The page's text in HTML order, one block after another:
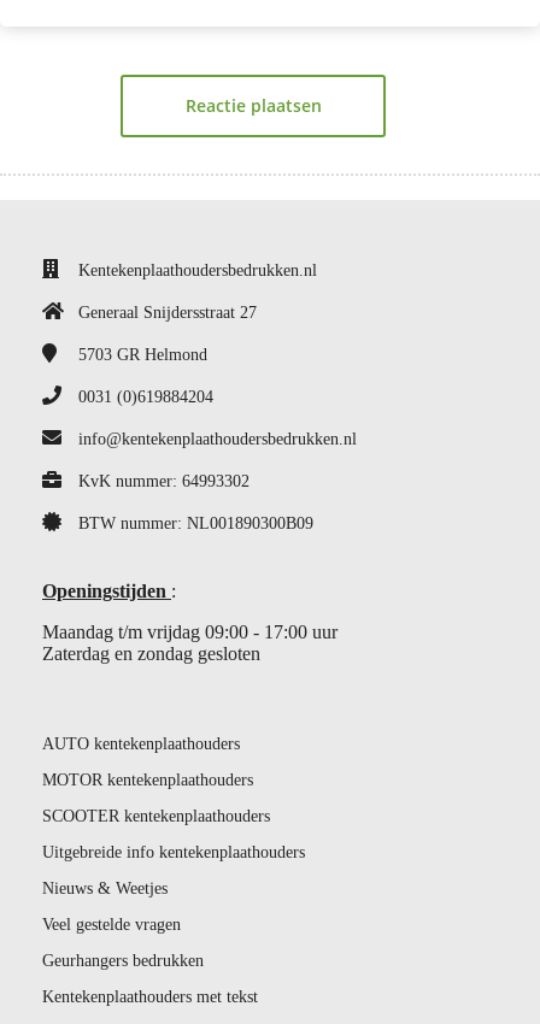
Reactie plaatsen
Kentekenplaathoudersbedrukken.nl
Generaal Snijdersstraat 27
5703 GR Helmond
0031 (0)619884204
info@kentekenplaathoudersbedrukken.nl
KvK nummer: 64993302
BTW nummer: NL001890300B09
Openingstijden :
Maandag t/m vrijdag 09:00 - 17:00 uur
Zaterdag en zondag gesloten
AUTO kentekenplaathouders
MOTOR kentekenplaathouders
SCOOTER kentekenplaathouders
Uitgebreide info kentekenplaathouders
Nieuws & Weetjes
Veel gestelde vragen
Geurhangers bedrukken
Kentekenplaathouders met tekst